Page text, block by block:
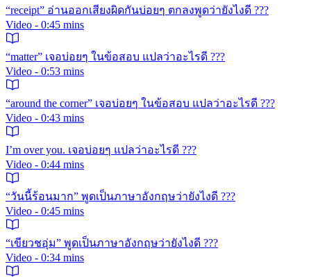
“receipt” อ่านออกเสียงผิดกันบ่อยๆ ตกลงพูดว่ายังไงดี ???
Video - 0:45 mins
“matter” เจอบ่อยๆ ในข้อสอบ แปลว่าอะไรดี ???
Video - 0:53 mins
“around the corner” เจอบ่อยๆ ในข้อสอบ แปลว่าอะไรดี ???
Video - 0:43 mins
I’m over you. เจอบ่อยๆ แปลว่าอะไรดี ???
Video - 0:44 mins
“วันนี้ร้อนมาก” พูดเป็นภาษาอังกฤษว่ายังไงดี ???
Video - 0:45 mins
“เขียวชอุ่ม” พูดเป็นภาษาอังกฤษว่ายังไงดี ???
Video - 0:34 mins